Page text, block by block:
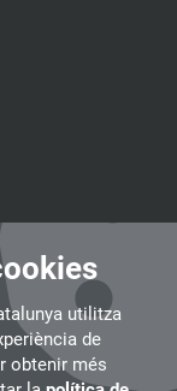
utilitza
de
obtenir més